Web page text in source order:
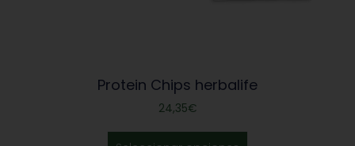
Protein Chips herbalife
24,35€